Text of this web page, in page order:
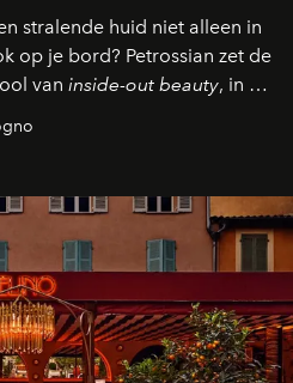
stralende huid niet alleen in
op je bord? Petrossian zet de
van inside-out beauty, in de